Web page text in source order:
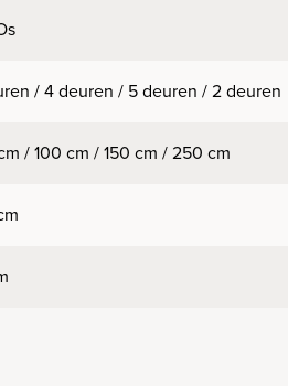
/ 4 deuren / 5 deuren / 2 deuren
/ 100 cm / 150 cm / 250 cm